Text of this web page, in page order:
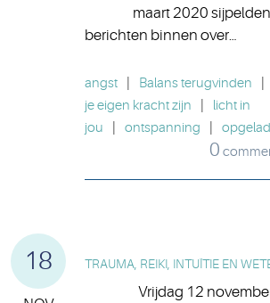
maart 2020
berichten binnen over…
angst Balans terugvinden
je eigen kracht zijn
licht in
jou
ontspanning
0
18 TRAUMA, REIKI, INTUÏTIE EN
Vrijdag 12